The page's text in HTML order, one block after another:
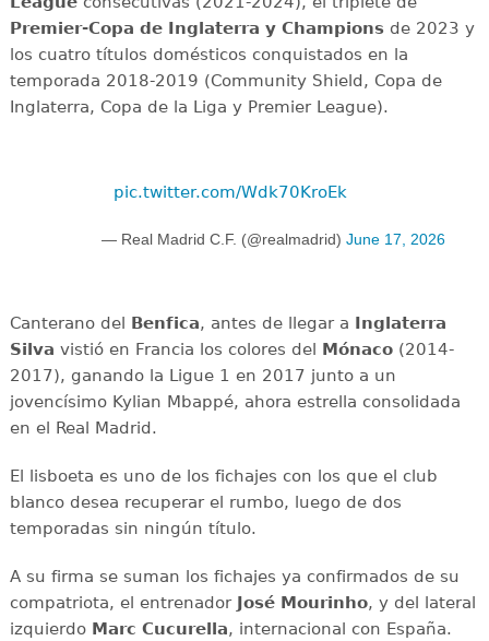
Premier-Copa de Inglaterra y Championsde 2023 y
los cuatro títulos domésticos conquistados en la
temporada 2018-2019 (Community Shield, Copa de
Inglaterra, Copa de la Liga y Premier League).
pic.twitter.com/Wdk70KroEk
— Real Madrid C.F. (@realmadrid) June 17, 2026
Canterano del Benfica, antes de llegar a Inglaterra
Silva vistió en Francia los colores del Mónaco(2014-
2017), ganando la Ligue 1 en 2017 junto a un
jovencísimo Kylian Mbappé, ahora estrella consolidada
en el Real Madrid.
El lisboeta es uno de los fichajes con los que el club
blanco desea recuperar el rumbo, luego de dos
temporadas sin ningún título.
A su firma se suman los fichajes ya confirmados de su
compatriota, el entrenador José Mourinho, y del lateral
izquierdo Marc Cucurella, internacional con España.